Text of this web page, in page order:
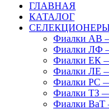
ГЛАВНАЯ
КАТАЛОГ
Фиалки АВ —
Фиалки ЛФ
Фиалки ЕК
Фиалки ЛЕ
Фиалки РС
Фиалки ТЗ
Фиалки ВаТ